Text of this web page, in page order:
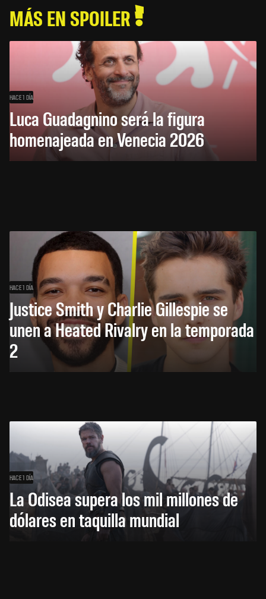
MÁS EN SPOILER
HACE 1 DÍA
Luca Guadagnino será la figura
homenajeada en Venecia 2026
HACE 1 DÍA
Justice Smith y Charlie Gillespie se
unen a Heated Rivalry en la temporada
2
HACE 1 DÍA
La Odisea supera los mil millones de
dólares en taquilla mundial